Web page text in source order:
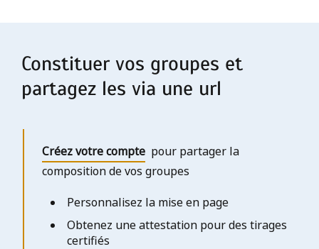
Constituer les groupes
Constituer vos groupes et
partagez les via une url
Créez votre compte pour partager la
composition de vos groupes
Personnalisez la mise en page
Obtenez une attestation pour des tirages
certifiés